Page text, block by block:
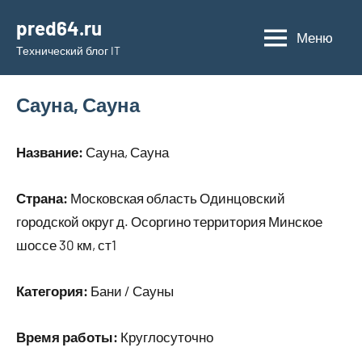
содержимому
pred64.ru
Технический блог IT
Меню
Сауна, Сауна
Название: Сауна, Сауна
Страна: Московская область Одинцовский
городской округ д. Осоргино территория Минское
шоссе 30 км, ст1
Категория: Бани / Сауны
Время работы: Круглосуточно